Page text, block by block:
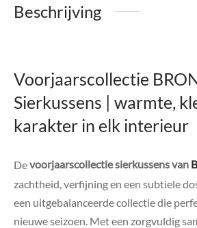
Beschrijving
Voorjaarscollectie
Sierkussens | warmte,
karakter in elk interieur
Devoorjaarscollectie sierkussens van
zachtheid, verfijning en een subtiele
een uitgebalanceerde collectie die
nieuwe seizoen. Met een zorgvuldig